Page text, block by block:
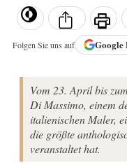
Folgen Sie uns auf Google
Vom 23. April bis
Di Massimo, einem
italienischen Maler,
die größte
veranstaltet hat.